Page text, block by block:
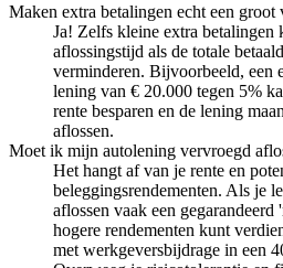
Maken extra betalingen echt een groot
Ja! Zelfs kleine extra betalingen
aflossingstijd als de totale
verminderen. Bijvoorbeeld, een
lening van € 20.000 tegen 5%
rente besparen en de lening
aflossen.
Moet ik mijn autolening vervroegd
Het hangt af van je rente en
beleggingsrendementen. Als je
aflossen vaak een
hogere rendementen kunt
met werkgeversbijdrage in een